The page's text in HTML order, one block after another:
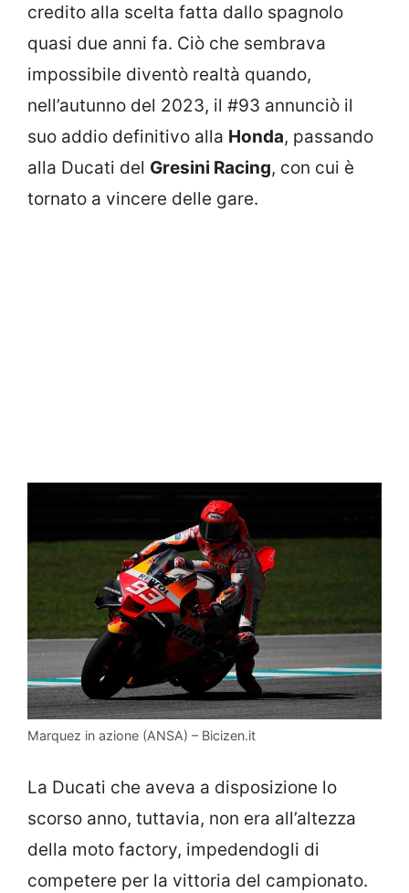
credito alla scelta fatta dallo spagnolo
quasi due anni fa. Ciò che sembrava
impossibile diventò realtà quando,
nell’autunno del 2023, il #93 annunciò il
suo addio definitivo alla Honda, passando
alla Ducati del Gresini Racing, con cui è
tornato a vincere delle gare.
Marquez in azione (ANSA) – Bicizen.it
La Ducati che aveva a disposizione lo
scorso anno, tuttavia, non era all’altezza
della moto factory, impedendogli di
competere per la vittoria del campionato.